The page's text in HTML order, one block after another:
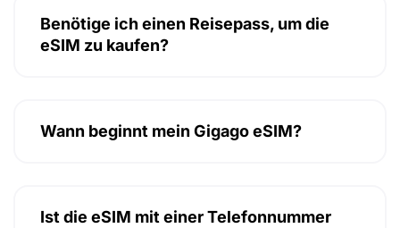
Benötige ich einen Reisepass, um die
eSIM zu kaufen?
Wann beginnt mein Gigago eSIM?
Ist die eSIM mit einer Telefonnummer